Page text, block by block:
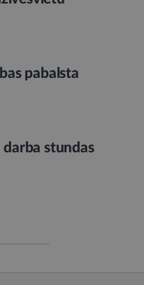
pabalsta
stundas